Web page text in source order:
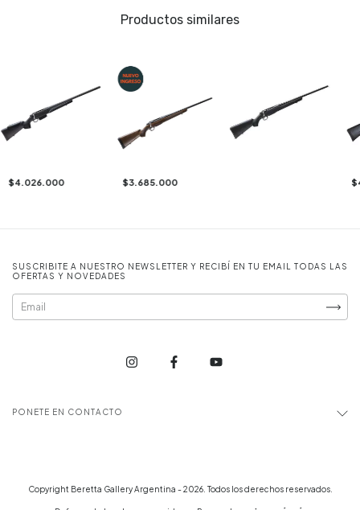
Productos similares
$4.026.000 $3.685.000
SUSCRIBITE A NUESTRO NEWSLETTER Y RECIBÍ EN TU EMAIL TODAS LAS
OFERTAS Y NOVEDADES
PONETE EN CONTACTO
Copyright Beretta Gallery Argentina - 2026. Todos los derechos reservados.